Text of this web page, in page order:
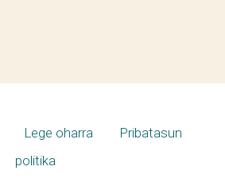
Lege oharra
Pribatasun
politika